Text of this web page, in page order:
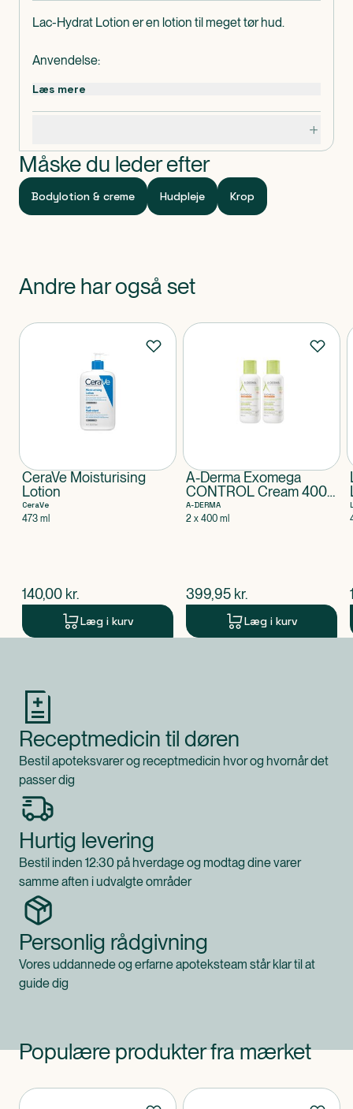
Lac-Hydrat Lotion er en lotion til meget tør hud.
Anvendelse:
Indeholder:
Glycerin
Lanolin
Ammoniumlactat
Emulgator
Læs mere
Måske du leder efter
Bodylotion & creme Hudpleje Krop
Andre har også set
Produkter
CeraVe Moisturising
Lotion
CeraVe
473 ml
$nuværende pris
140,00 kr.
Læg i kurv
A-Derma Exomega
CONTROL Cream 400
ml DUO sampak
A-DERMA
2 x 400 ml
$nuværende pris
399,95 kr.
Læg i kurv
Receptmedicin til døren
Bestil apoteksvarer og receptmedicin hvor og hvornår det
passer dig
Hurtig levering
Bestil inden 12:30 på hverdage og modtag dine varer
samme aften i udvalgte områder
Personlig rådgivning
Vores uddannede og erfarne apoteksteam står klar til at
guide dig
Populære produkter fra mærket
Produkter